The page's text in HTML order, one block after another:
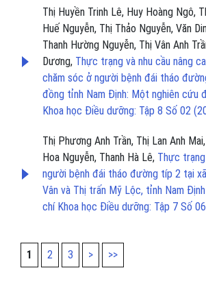
Thị Huyền Trinh Lê, Huy Hoàng Ngô,
Huế Nguyễn, Thị Thảo Nguyễn, Văn
Thanh Hường Nguyễn, Thị Vân Anh
Dương, Thực trạng và nhu cầu nâng
chăm sóc ở người bệnh đái tháo
đồng tỉnh Nam Định: Một nghiên cứu
Khoa học Điều dưỡng: Tập 8 Số 02
Thị Phương Anh Trần, Thị Lan Anh
Hoa Nguyễn, Thanh Hà Lê, Thực
người bệnh đái tháo đường típ 2 tại xã
Vân và Thị trấn Mỹ Lộc, tỉnh Nam
chí Khoa học Điều dưỡng: Tập 7 Số
1 2 3 > >>